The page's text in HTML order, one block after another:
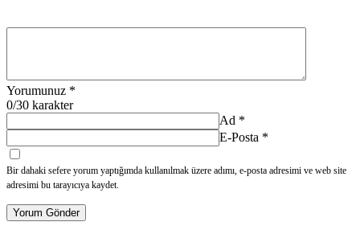
Yorumunuz *
0/30 karakter
Ad *
E-Posta *
Bir dahaki sefere yorum yaptığımda kullanılmak üzere adımı, e-posta adresimi ve web site
adresimi bu tarayıcıya kaydet.
Yorum Gönder